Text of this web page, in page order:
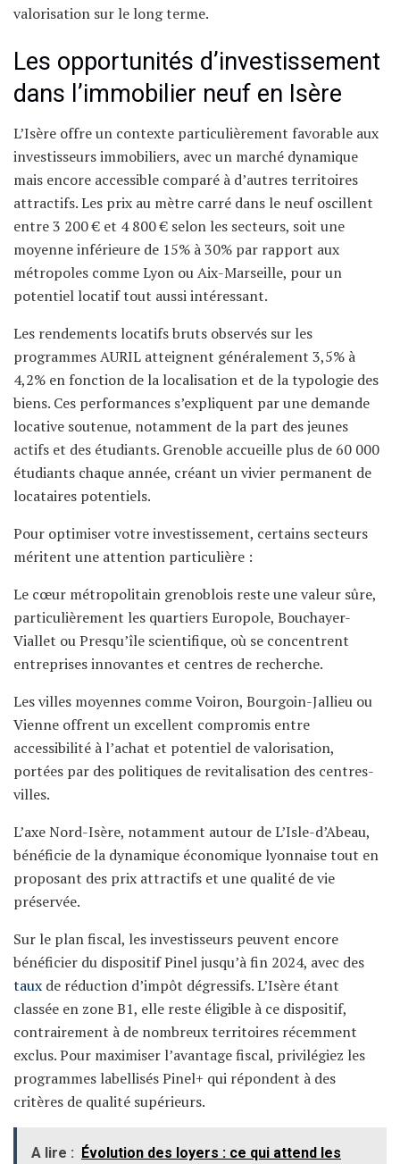
valorisation sur le long terme.
Les opportunités d’investissement
dans l’immobilier neuf en Isère
L’Isère offre un contexte particulièrement favorable aux
investisseurs immobiliers, avec un marché dynamique
mais encore accessible comparé à d’autres territoires
attractifs. Les prix au mètre carré dans le neuf oscillent
entre 3 200 € et 4 800 € selon les secteurs, soit une
moyenne inférieure de 15% à 30% par rapport aux
métropoles comme Lyon ou Aix-Marseille, pour un
potentiel locatif tout aussi intéressant.
Les rendements locatifs bruts observés sur les
programmes AURIL atteignent généralement 3,5% à
4,2% en fonction de la localisation et de la typologie des
biens. Ces performances s’expliquent par une demande
locative soutenue, notamment de la part des jeunes
actifs et des étudiants. Grenoble accueille plus de 60 000
étudiants chaque année, créant un vivier permanent de
locataires potentiels.
Pour optimiser votre investissement, certains secteurs
méritent une attention particulière :
Le cœur métropolitain grenoblois reste une valeur sûre,
particulièrement les quartiers Europole, Bouchayer-
Viallet ou Presqu’île scientifique, où se concentrent
entreprises innovantes et centres de recherche.
Les villes moyennes comme Voiron, Bourgoin-Jallieu ou
Vienne offrent un excellent compromis entre
accessibilité à l’achat et potentiel de valorisation,
portées par des politiques de revitalisation des centres-
villes.
L’axe Nord-Isère, notamment autour de L’Isle-d’Abeau,
bénéficie de la dynamique économique lyonnaise tout en
proposant des prix attractifs et une qualité de vie
préservée.
Sur le plan fiscal, les investisseurs peuvent encore
bénéficier du dispositif Pinel jusqu’à fin 2024, avec des
taux de réduction d’impôt dégressifs. L’Isère étant
classée en zone B1, elle reste éligible à ce dispositif,
contrairement à de nombreux territoires récemment
exclus. Pour maximiser l’avantage fiscal, privilégiez les
programmes labellisés Pinel+ qui répondent à des
critères de qualité supérieurs.
A lire : Évolution des loyers : ce qui attend les